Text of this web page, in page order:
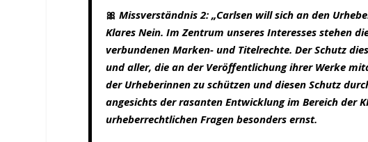
🎀Missverständnis 2: „Carlsen will sich an den
Klares Nein. Im Zentrum unseres Interesses stehen
verbundenen Marken- und Titelrechte. Der Schutz
und aller, die an der Veröffentlichung ihrer Werke
der Urheberinnen zu schützen und diesen Schutz
angesichts der rasanten Entwicklung im Bereich der
urheberrechtlichen Fragen besonders ernst.